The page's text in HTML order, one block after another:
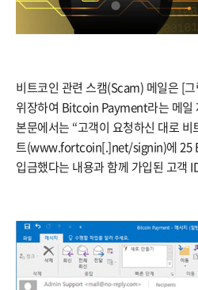
비트코인 관련 스캠(Scam) 메일은 [
위장하여 Bitcoin Payment라는 메일
본문에서는 “고객이 요청하신 대로
트(www.fortcoin[.]net/signin)에 25
입금했다는 내용과 함께 가입된 고객